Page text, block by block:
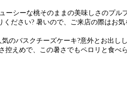
シーな桃そのままの美味しさのプル
ださい? 暑いので、ご来店の際はお
のバスクチーズケーキ?意外とお出し
えめで、この暑さでもペロリと食べ